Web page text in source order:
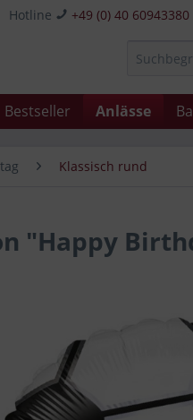
Hotline +49 (0) 40 60943380
Bestseller Anlässe
Klassisch rund
"Happy